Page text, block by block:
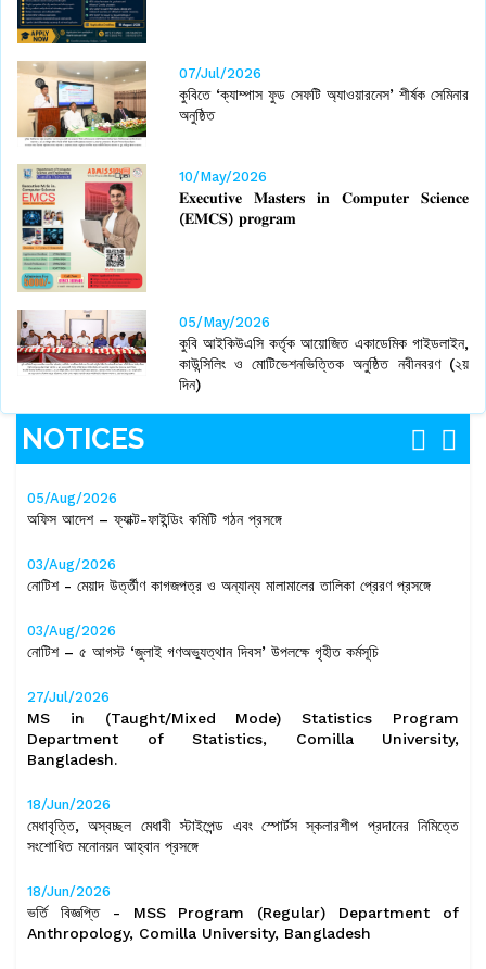
07/Jul/2026
কুবিতে ‘ক্যাম্পাস ফুড সেফটি অ্যাওয়ারনেস’ শীর্ষক সেমিনার
অনুষ্ঠিত
10/May/2026
𝐄𝐱𝐞𝐜𝐮𝐭𝐢𝐯𝐞 𝐌𝐚𝐬𝐭𝐞𝐫𝐬 𝐢𝐧 𝐂𝐨𝐦𝐩𝐮𝐭𝐞𝐫 𝐒𝐜𝐢𝐞𝐧𝐜𝐞
(𝐄𝐌𝐂𝐒) 𝐩𝐫𝐨𝐠𝐫𝐚𝐦
05/May/2026
কুবি আইকিউএসি কর্তৃক আয়োজিত একাডেমিক গাইডলাইন,
কাউন্সিলিং ও মোটিভেশনভিত্তিক অনুষ্ঠিত নবীনবরণ (২য়
দিন)
NOTICES
05/Aug/2026
অফিস আদেশ – ফ্যাক্ট-ফাইন্ডিং কমিটি গঠন প্রসঙ্গে
03/Aug/2026
নোটিশ - মেয়াদ উর্ত্তীণ কাগজপত্র ও অন্যান্য মালামালের তালিকা প্রেরণ প্রসঙ্গে
03/Aug/2026
নোটিশ – ৫ আগস্ট ‘জুলাই গণঅভ্যুত্থান দিবস’ উপলক্ষে গৃহীত কর্মসূচি
27/Jul/2026
MS in (Taught/Mixed Mode) Statistics Program
Department of Statistics, Comilla University,
Bangladesh.
18/Jun/2026
মেধাবৃত্তি, অস্বচ্ছল মেধাবী স্টাইপেন্ড এবং স্পোর্টস স্কলারশীপ প্রদানের নিমিত্তে
সংশোধিত মনোনয়ন আহ্বান প্রসঙ্গে
18/Jun/2026
ভর্তি বিজ্ঞপ্তি - MSS Program (Regular) Department of
Anthropology, Comilla University, Bangladesh